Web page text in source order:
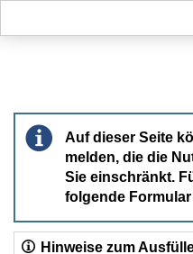
Barriere melden
Auf dieser Seite
melden, die die
Sie einschränkt.
folgende
Hinweise zum